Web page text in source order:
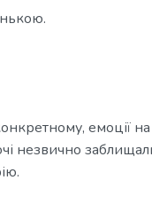
емоції
незвично